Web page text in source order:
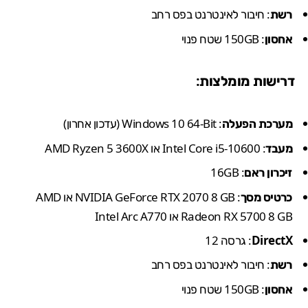
רשת: חיבור לאינטרנט בפס רחב
אחסון: 150GB שטח פנוי
דרישות מומלצות:
מערכת הפעלה: Windows 10 64-Bit (עדכון אחרון)
מעבד: Intel Core i5-10600 או AMD Ryzen 5 3600X
זיכרוןראם: 16GB
כרטיס מסך
: NVIDIA GeForce RTX 2070 8 GB או AMD
Radeon RX 5700 8 GB או Intel Arc A770
DirectX: גרסה 12
רשת: חיבור לאינטרנט בפס רחב
אחסון: 150GB שטח פנוי